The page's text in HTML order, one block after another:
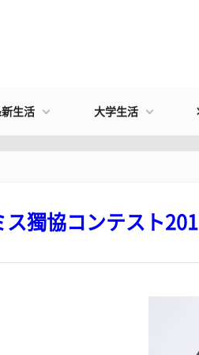
生活 大学生活
ス獨協コンテスト